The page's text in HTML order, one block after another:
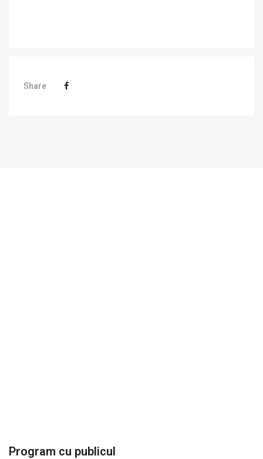
Share
Program cu publicul